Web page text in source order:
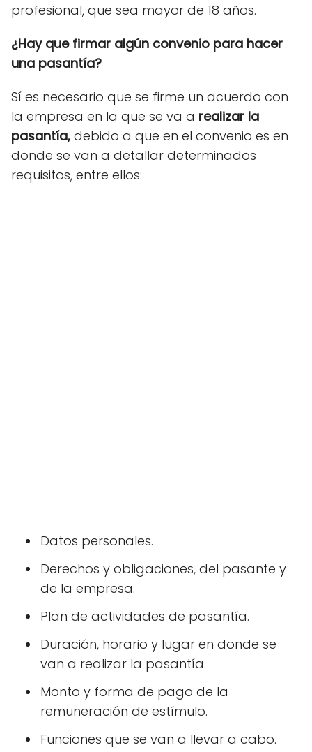
profesional, que sea mayor de 18 años.
¿Hay que firmar algún convenio para hacer
una pasantía?
Sí es necesario que se firme un acuerdo con
la empresa en la que se va a realizar la
pasantía, debido a que en el convenio es en
donde se van a detallar determinados
requisitos, entre ellos:
Datos personales.
Derechos y obligaciones, del pasante y
de la empresa.
Plan de actividades de pasantía.
Duración, horario y lugar en donde se
van a realizar la pasantía.
Monto y forma de pago de la
remuneración de estímulo.
Funciones que se van a llevar a cabo.